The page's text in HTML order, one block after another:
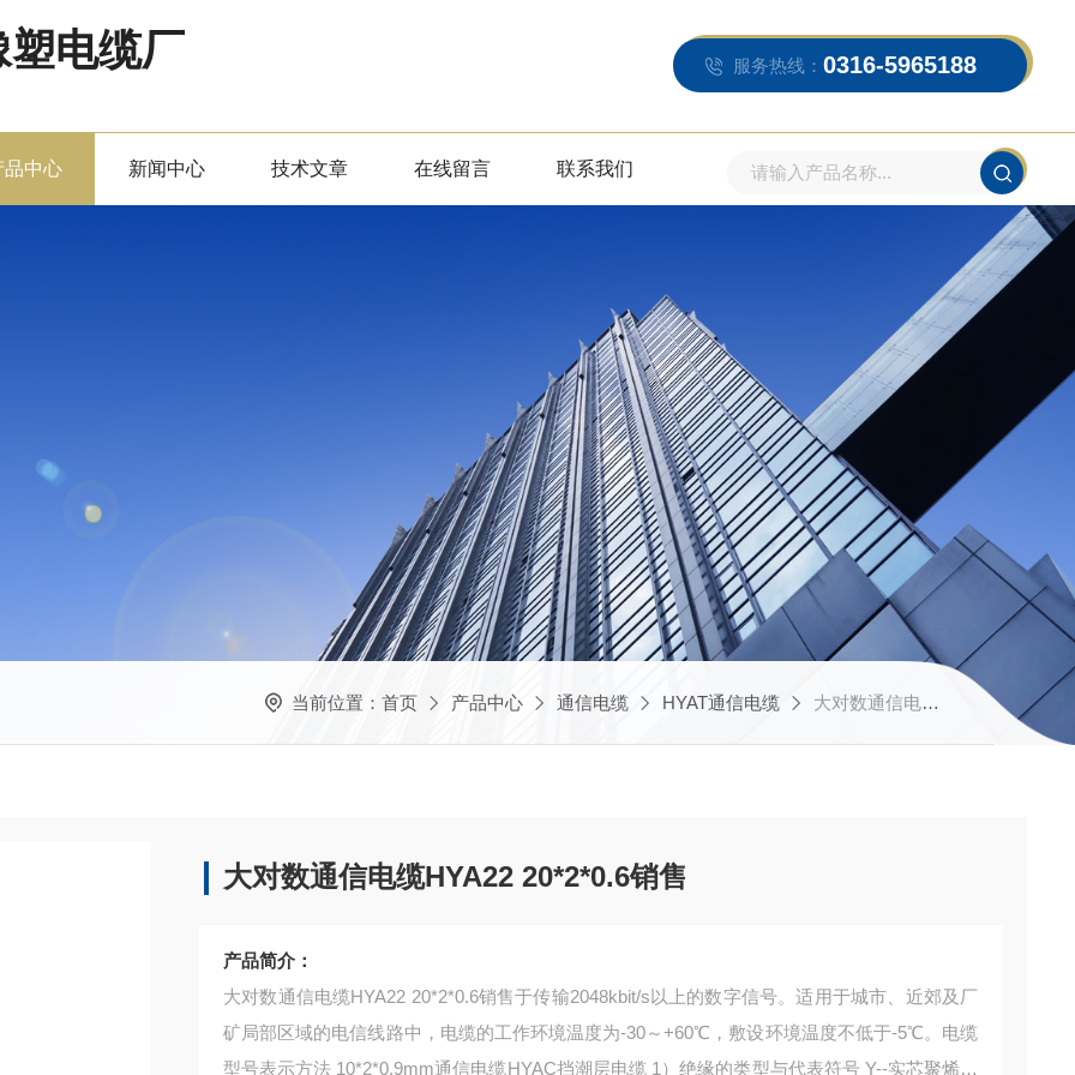
电缆厂 服务热线： 0316-5965188
品中心 新闻中心 技术文章 在线留言 联系我们
当前位置： 首页 产品中心 通信电缆 HYAT通信电缆 大对数通信电缆HYA22 20*2*0.6销售
大对数通信电缆HYA22 20*2*0.6销售
产品简介：
大对数通信电缆HYA22 20*2*0.6销售于传输2048kbit/s以上的数字信号。适用于城市、近郊及厂
矿局部区域的电信线路中，电缆的工作环境温度为-30～+60℃，敷设环境温度不低于-5℃。电缆
型号表示方法 10*2*0.9mm通信电缆HYAC挡潮层电缆 1）绝缘的类型与代表符号 Y--实芯聚烯烃